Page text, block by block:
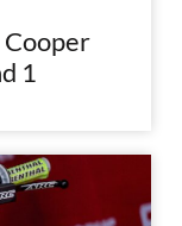
Cooper
1